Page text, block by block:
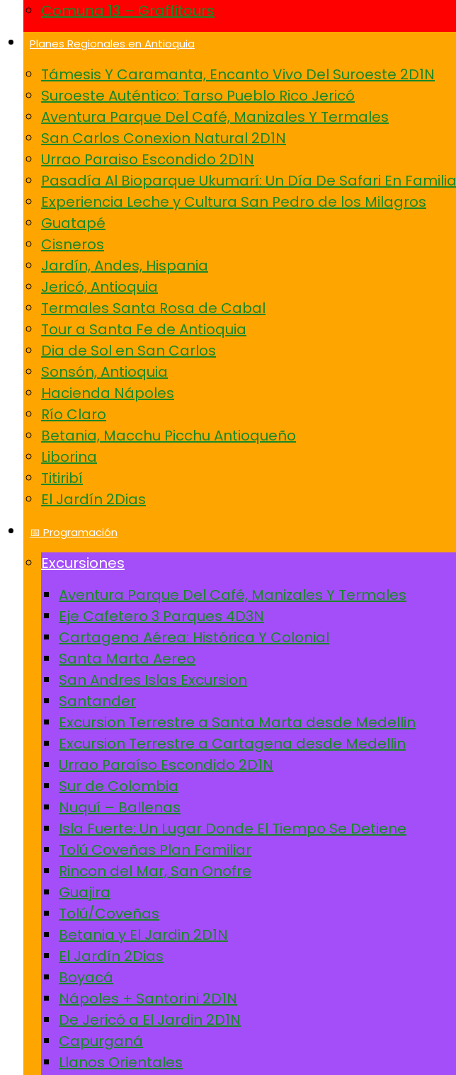
Comuna 13 – Graffitours
Planes Regionales en Antioquia
Támesis Y Caramanta, Encanto Vivo Del Suroeste 2D1N
Suroeste Auténtico: Tarso Pueblo Rico Jericó
Aventura Parque Del Café, Manizales Y Termales
San Carlos Conexion Natural 2D1N
Urrao Paraiso Escondido 2D1N
Pasadía Al Bioparque Ukumarí: Un Día De Safari En Familia
Experiencia Leche y Cultura San Pedro de los Milagros
Guatapé
Cisneros
Jardín, Andes, Hispania
Jericó, Antioquia
Termales Santa Rosa de Cabal
Tour a Santa Fe de Antioquia
Dia de Sol en San Carlos
Sonsón, Antioquia
Hacienda Nápoles
Río Claro
Betania, Macchu Picchu Antioqueño
Liborina
Titiribí
El Jardín 2Dias
📅 Programación
Excursiones
Aventura Parque Del Café, Manizales Y Termales
Eje Cafetero 3 Parques 4D3N
Cartagena Aérea: Histórica Y Colonial
Santa Marta Aereo
San Andres Islas Excursion
Santander
Excursion Terrestre a Santa Marta desde Medellin
Excursion Terrestre a Cartagena desde Medellin
Urrao Paraíso Escondido 2D1N
Sur de Colombia
Nuquí – Ballenas
Isla Fuerte: Un Lugar Donde El Tiempo Se Detiene
Tolú Coveñas Plan Familiar
Rincon del Mar, San Onofre
Guajira
Tolú/Coveñas
Betania y El Jardin 2D1N
El Jardín 2Dias
Boyacá
Nápoles + Santorini 2D1N
De Jericó a El Jardin 2D1N
Capurganá
Llanos Orientales